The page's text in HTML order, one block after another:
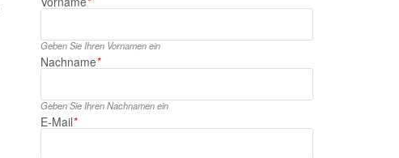
Geben Sie Ihren Vornamen ein
Nachname*
Geben Sie Ihren Nachnamen ein
E‑Mail*